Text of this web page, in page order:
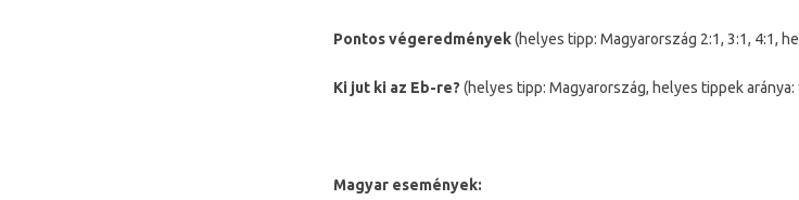
Pontos végeredmények(helyes tipp: Magyarország 2:1, 3:1, 4:1,
Ki jut ki az Eb-re? (helyes tipp: Magyarország, helyes tippek aránya:
Magyar események: